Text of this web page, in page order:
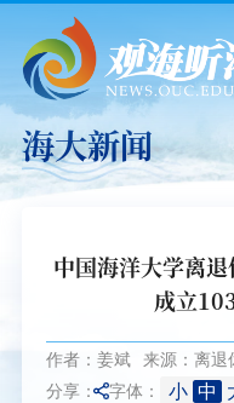
海大新闻
中国海洋大学离
成立
作者：姜斌 来源：离退
分享： 字体： 小 中